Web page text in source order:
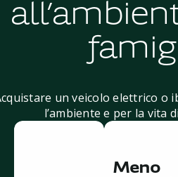
un veicolo elettrico o
l’ambiente e per la vita
Meno